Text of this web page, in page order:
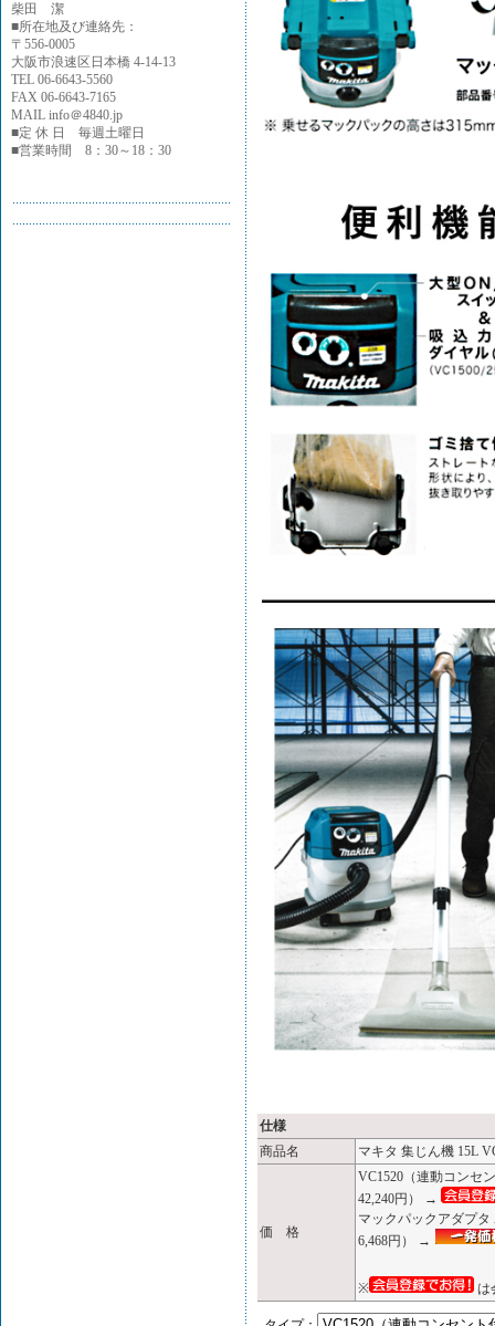
柴田 潔
■所在地及び連絡先：
〒556-0005
大阪市浪速区日本橋 4-14-13
TEL 06-6643-5560
FAX 06-6643-7165
MAIL info＠4840.jp
■定 休 日 毎週土曜日
■営業時間 8：30～18：30
仕様
商品名
マキタ 集じん機 15L
価 格
VC1520（連動コンセ
42,240円） →
マックパックアダプ
6,468円） →
※ は